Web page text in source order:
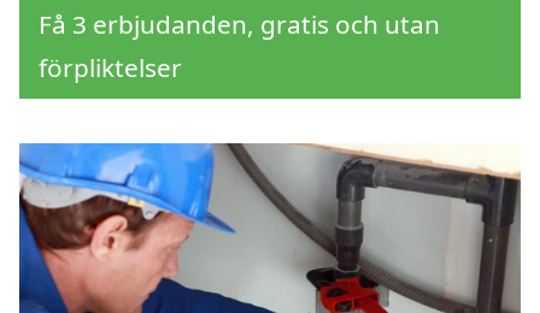
Få 3 erbjudanden, gratis och utan
förpliktelser